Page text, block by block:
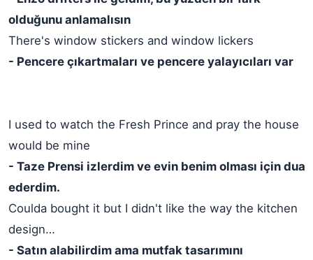
olduğunu anlamalısın
There's window stickers and window lickers
- Pencere çıkartmaları ve pencere yalayıcıları var
I used to watch the Fresh Prince and pray the house
would be mine
- Taze Prensi izlerdim ve evin benim olması için dua
ederdim.
Coulda bought it but I didn't like the way the kitchen
design…
- Satın alabilirdim ama mutfak tasarımını